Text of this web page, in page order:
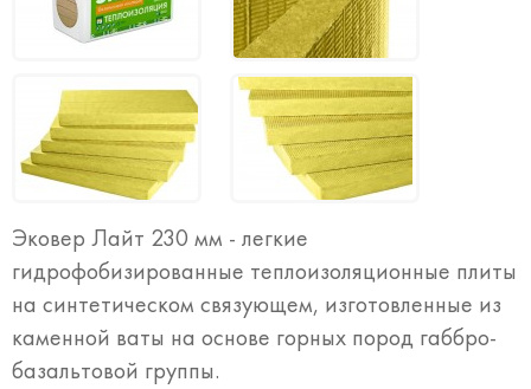
Эковер Лайт 230 мм - легкие
гидрофобизированные теплоизоляционные плиты
на синтетическом связующем, изготовленные из
каменной ваты на основе горных пород габбро-
базальтовой группы.